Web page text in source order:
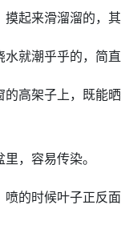
起来滑溜溜的，
就潮乎乎的，简
的高架子上，既能
，容易传染。
的时候叶子正反